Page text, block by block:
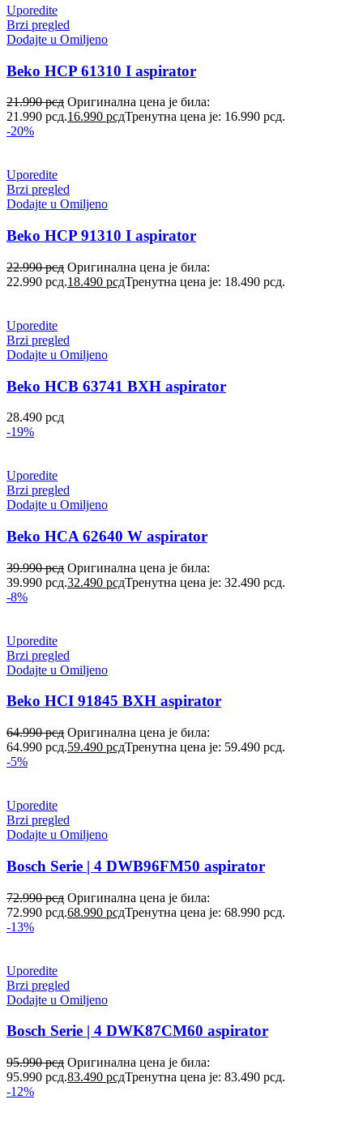
Uporedite
Brzi pregled
Dodajte u Omiljeno
Beko HCP 61310 I aspirator
21.990рсд Оригинална цена је била:
21.990 рсд.16.990 рсдТренутна цена је: 16.990 рсд.
-20%
Uporedite
Brzi pregled
Dodajte u Omiljeno
Beko HCP 91310 I aspirator
22.990рсд Оригинална цена је била:
22.990 рсд.18.490 рсдТренутна цена је: 18.490 рсд.
Uporedite
Brzi pregled
Dodajte u Omiljeno
Beko HCB 63741 BXH aspirator
28.490 рсд
-19%
Uporedite
Brzi pregled
Dodajte u Omiljeno
Beko HCA 62640 W aspirator
39.990рсд Оригинална цена је била:
39.990 рсд.32.490 рсдТренутна цена је: 32.490 рсд.
-8%
Uporedite
Brzi pregled
Dodajte u Omiljeno
Beko HCI 91845 BXH aspirator
64.990рсд Оригинална цена је била:
64.990 рсд.59.490 рсдТренутна цена је: 59.490 рсд.
-5%
Uporedite
Brzi pregled
Dodajte u Omiljeno
Bosch Serie | 4 DWB96FM50 aspirator
72.990рсд Оригинална цена је била:
72.990 рсд.68.990 рсдТренутна цена је: 68.990 рсд.
-13%
Uporedite
Brzi pregled
Dodajte u Omiljeno
Bosch Serie | 4 DWK87CM60 aspirator
95.990рсд Оригинална цена је била:
95.990 рсд.83.490 рсдТренутна цена је: 83.490 рсд.
-12%